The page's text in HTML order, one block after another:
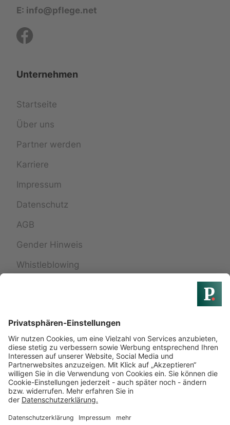
E: info@pflege.net
Unternehmen
Startseite
Über uns
Partner werden
Karriere
Impressum
Datenschutz
AGB
Gender Hinweis
Whistleblowing
Services
24h Pflege
Treppenlift
Badumbau